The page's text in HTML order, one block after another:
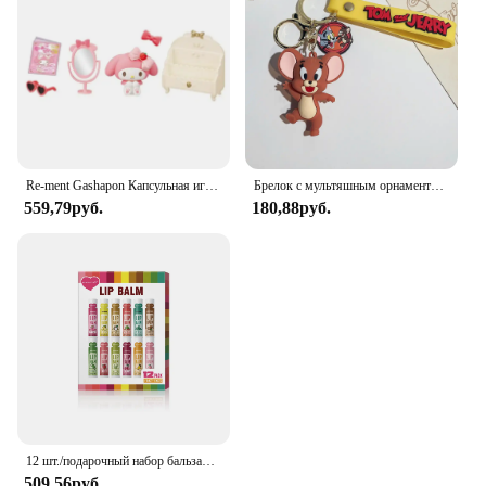
559,79руб.
Брелок с мультяшным орнаментом Тома и Джерри, брелок для ключей от машины, Сумка с кулоном, милый Кот и мышь, экшн-кукла, коллекционные предметы, подарок для детей, игрушки
180,88руб.
12 шт./подарочный набор бальзамов для губ, 5 г, глубоко увлажняющий и долговечный увлажняющий, отшелушивающий для создания увлажненных губ